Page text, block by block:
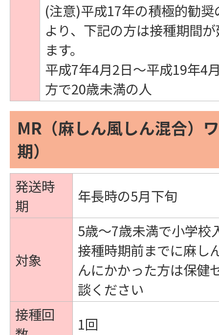
(注意)平成17年の積極的勧
より、下記の方は接種期間
ます。
平成7年4月2日～平成19年4
方で20歳未満の人
MR（麻しん風しん混合）
期）
発送時
期
年長時の5月下旬
対象
5歳～7歳未満で小学校
接種時期前までに麻し
んにかかった方は保健
談ください
接種回
1回